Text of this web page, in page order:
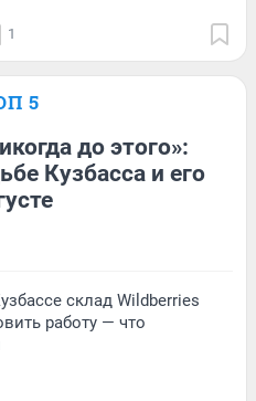
1
5
до этого»:
Кузбасса и его
склад Wildberries
работу — что